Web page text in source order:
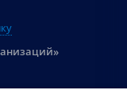
строителей». All